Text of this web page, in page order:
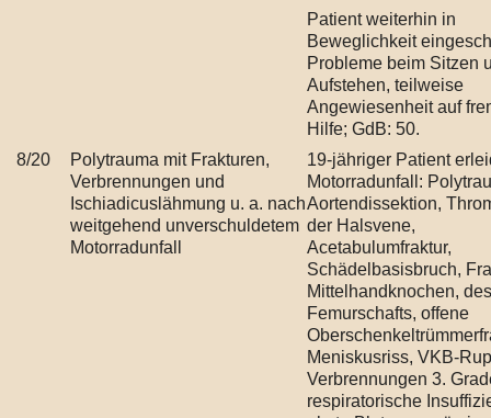
Patient weiterhin in
Beweglichkeit
Probleme beim Sitzen
Aufstehen, teilweise
Angewiesenheit auf
Hilfe; GdB: 50.
8/20
Polytrauma mit Frakturen,
Verbrennungen und
Ischiadicuslähmung u. a. nach
weitgehend unverschuldetem
Motorradunfall
19-jähriger Patient
Motorradunfall:
Aortendissektion,
der Halsvene,
Acetabulumfraktur,
Schädelbasisbruch,
Mittelhandknochen, des
Femurschafts, offene
Meniskusriss, VKB-
Verbrennungen 3.
respiratorische